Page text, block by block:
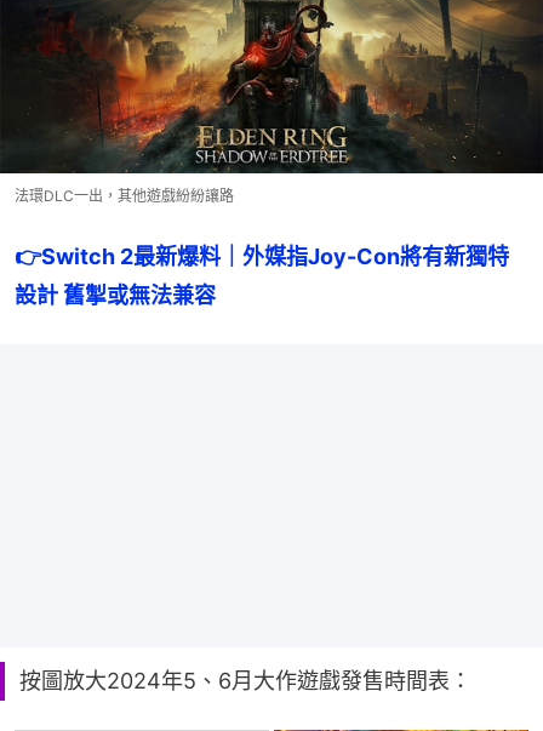
法環DLC一出，其他遊戲紛紛讓路
👉Switch 2最新爆料｜外媒指Joy-Con將有新獨特
設計 舊掣或無法兼容
按圖放大2024年5、6月大作遊戲發售時間表：